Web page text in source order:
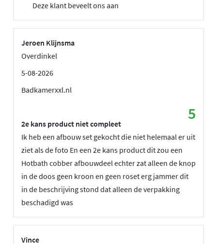
Deze klant beveelt ons aan
Jeroen Klijnsma
Overdinkel
5-08-2026
Badkamerxxl.nl
5
2e kans product niet compleet
Ik heb een afbouw set gekocht die niet helemaal er uit
ziet als de foto En een 2e kans product dit zou een
Hotbath cobber afbouwdeel echter zat alleen de knop
in de doos geen kroon en geen roset erg jammer dit
in de beschrijving stond dat alleen de verpakking
beschadigd was
Vince